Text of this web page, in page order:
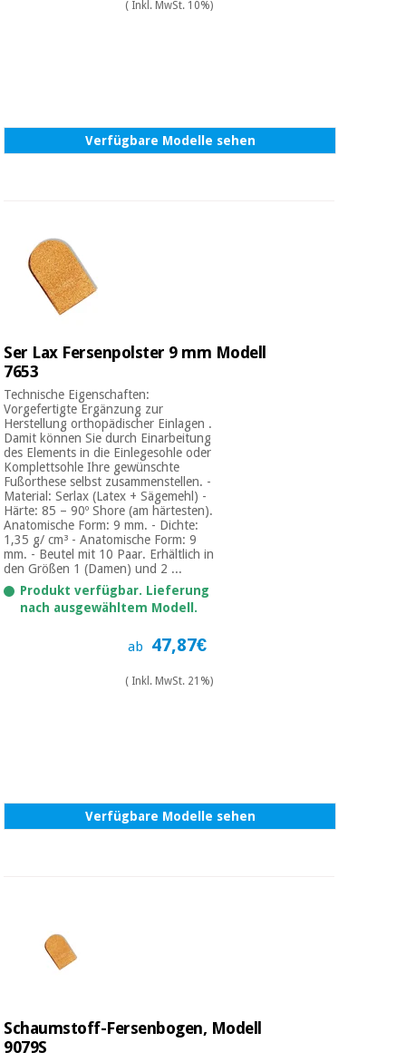
( Inkl. MwSt. 10%)
Verfügbare Modelle sehen
Ser Lax Fersenpolster 9 mm Modell
7653
Technische Eigenschaften:
Vorgefertigte Ergänzung zur
Herstellung orthopädischer Einlagen .
Damit können Sie durch Einarbeitung
des Elements in die Einlegesohle oder
Komplettsohle Ihre gewünschte
Fußorthese selbst zusammenstellen. -
Material: Serlax (Latex + Sägemehl) -
Härte: 85 – 90º Shore (am härtesten).
Anatomische Form: 9 mm. - Dichte:
1,35 g/ cm³ - Anatomische Form: 9
mm. - Beutel mit 10 Paar. Erhältlich in
den Größen 1 (Damen) und 2 ...
Produkt verfügbar. Lieferung
nach ausgewähltem Modell.
ab 47,87€
( Inkl. MwSt. 21%)
Verfügbare Modelle sehen
Schaumstoff-Fersenbogen, Modell
9079S